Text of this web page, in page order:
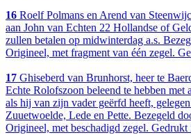
16 Roelf Polmans en Arend van
aan John van Echten 22 Hollandse of
zullen betalen op midwinterdag a.s.
Origineel, met fragment van één zegel.
17 Ghiseberd van Brunhorst, heer te
Echte Rolofszoon beleend te hebben met
als hij van zijn vader geërfd heeft,
Zuuetwoelde, Lede en Pette. Bezegeld
Origineel, met beschadigd zegel.